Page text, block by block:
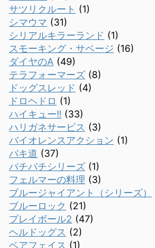
サツリクルート (1)
シマウマ (31)
シリアルキラーランド (1)
スモーキング・サベージ (16)
ダイヤのA (49)
テラフォーマーズ (8)
ドッグスレッド (4)
ドロヘドロ (1)
ハイキュー!! (33)
ハリガネサービス (3)
バイオレンスアクション (1)
バキ道 (37)
バチバチシリーズ (1)
フェルマーの料理 (3)
ブルージャイアント（シリーズ）
ブルーロック (21)
プレイボール2 (47)
ヘルドッグス (2)
ベアフェイス (1)